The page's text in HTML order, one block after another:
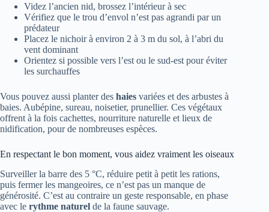
Videz l’ancien nid, brossez l’intérieur à sec
Vérifiez que le trou d’envol n’est pas agrandi par un
prédateur
Placez le nichoir à environ 2 à 3 m du sol, à l’abri du
vent dominant
Orientez si possible vers l’est ou le sud-est pour éviter
les surchauffes
Vous pouvez aussi planter des haies variées et des arbustes à
baies. Aubépine, sureau, noisetier, prunellier. Ces végétaux
offrent à la fois cachettes, nourriture naturelle et lieux de
nidification, pour de nombreuses espèces.
En respectant le bon moment, vous aidez vraiment les oiseaux
Surveiller la barre des 5 °C, réduire petit à petit les rations,
puis fermer les mangeoires, ce n’est pas un manque de
générosité. C’est au contraire un geste responsable, en phase
avec le rythme naturel de la faune sauvage.